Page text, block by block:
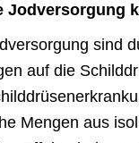
Jodversorgung
sind
auf die
Mengen aus